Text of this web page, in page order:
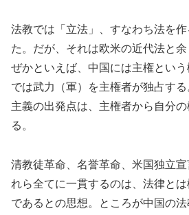
法教では「立法」、すなわち法を
た。だが、それは欧米の近代法と
ぜかといえば、 中国には主権という
では武力（軍）
を主権者が独占す
主義の出発点は、主権者から自分
る。
清教徒革命、名誉革命、米国独立
れら全てに一貫するのは、法律と
であるとの思想。ところが中国の